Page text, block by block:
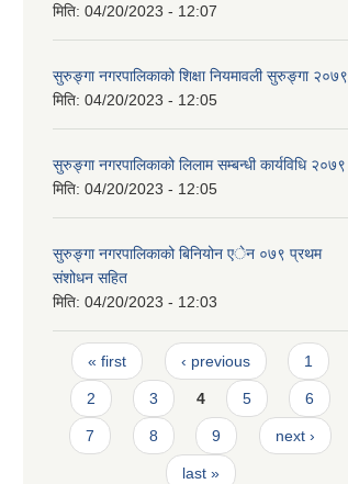
मिति: 04/20/2023 - 12:07
सुरुङ्गा नगरपालिकाको शिक्षा नियमावली सुरुङ्गा २०७९
मिति: 04/20/2023 - 12:05
सुरुङ्गा नगरपालिकाको लिलाम सम्बन्धी कार्यविधि २०७९
मिति: 04/20/2023 - 12:05
सुरुङ्गा नगरपालिकाको बिनियोन एेन ०७९ प्रथम
संशोधन सहित
मिति: 04/20/2023 - 12:03
Pages
« first ‹ previous 1
2 3 4 5 6
7 8 9 next ›
last »